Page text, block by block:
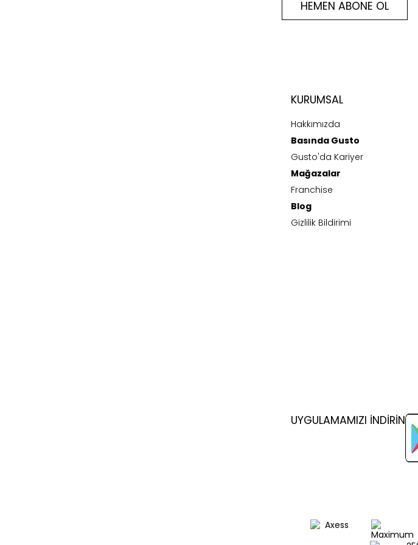
HEMEN ABONE OL
KURUMSAL
Hakkımızda
Basında Gusto
Gusto'da Kariyer
Mağazalar
Franchise
Blog
Gizlilik Bildirimi
UYGULAMAMIZI İNDİRİN